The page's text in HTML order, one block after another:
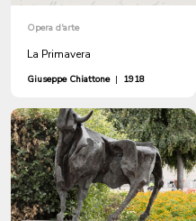
Opera d'arte
La Primavera
Giuseppe Chiattone | 1918